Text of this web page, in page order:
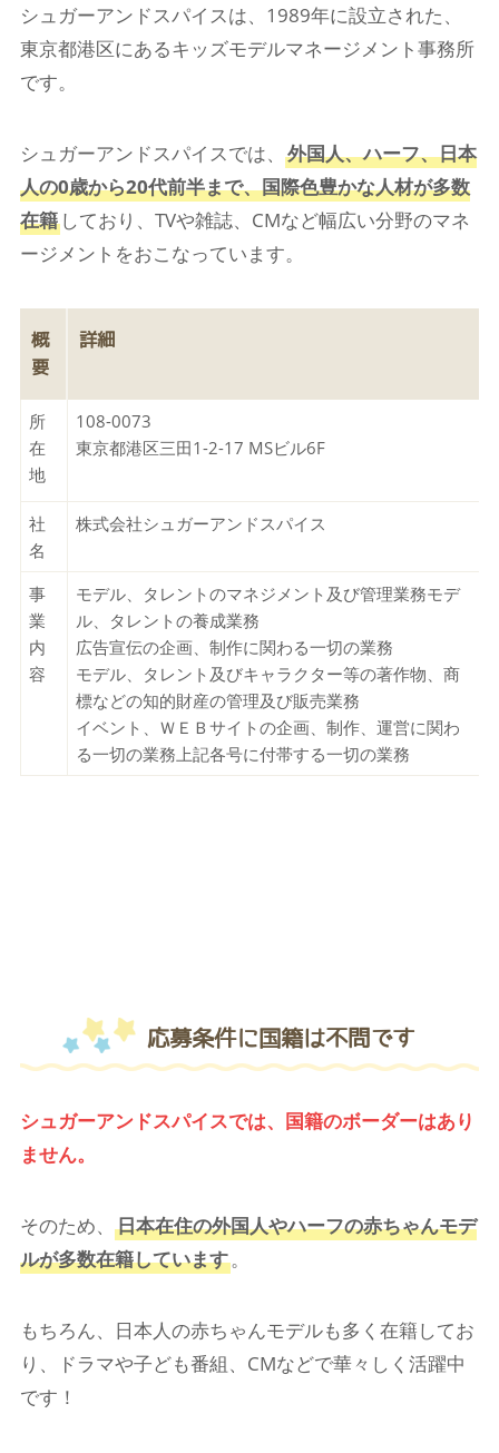
シュガーアンドスパイスは、1989年に設立された、
東京都港区にあるキッズモデルマネージメント事務所
です。
シュガーアンドスパイスでは、 外国人、ハーフ、日本
人の0歳から20代前半まで、国際色豊かな人材が多数
在籍しており、TVや雑誌、CMなど幅広い分野のマネ
ージメントをおこなっています。
概
要
詳細
所
在
地
108-0073
東京都港区三田1-2-17 MSビル6F
社
名
株式会社シュガーアンドスパイス
事
業
内
容
モデル、タレントのマネジメント及び管理業務モデ
ル、タレントの養成業務
広告宣伝の企画、制作に関わる一切の業務
モデル、タレント及びキャラクター等の著作物、商
標などの知的財産の管理及び販売業務
イベント、ＷＥＢサイトの企画、制作、運営に関わ
る一切の業務上記各号に付帯する一切の業務
応募条件に国籍は不問です
シュガーアンドスパイスでは、国籍のボーダーはあり
ません。
そのため、 日本在住の外国人やハーフの赤ちゃんモデ
ルが多数在籍しています。
もちろん、日本人の赤ちゃんモデルも多く在籍してお
り、ドラマや子ども番組、CMなどで華々しく活躍中
です！